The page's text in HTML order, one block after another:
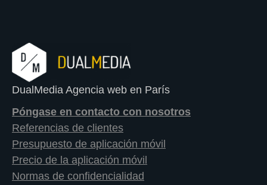
DualMedia Agencia web en París
Póngase en contacto con nosotros
Referencias de clientes
Presupuesto de aplicación móvil
Precio de la aplicación móvil
Normas de confidencialidad